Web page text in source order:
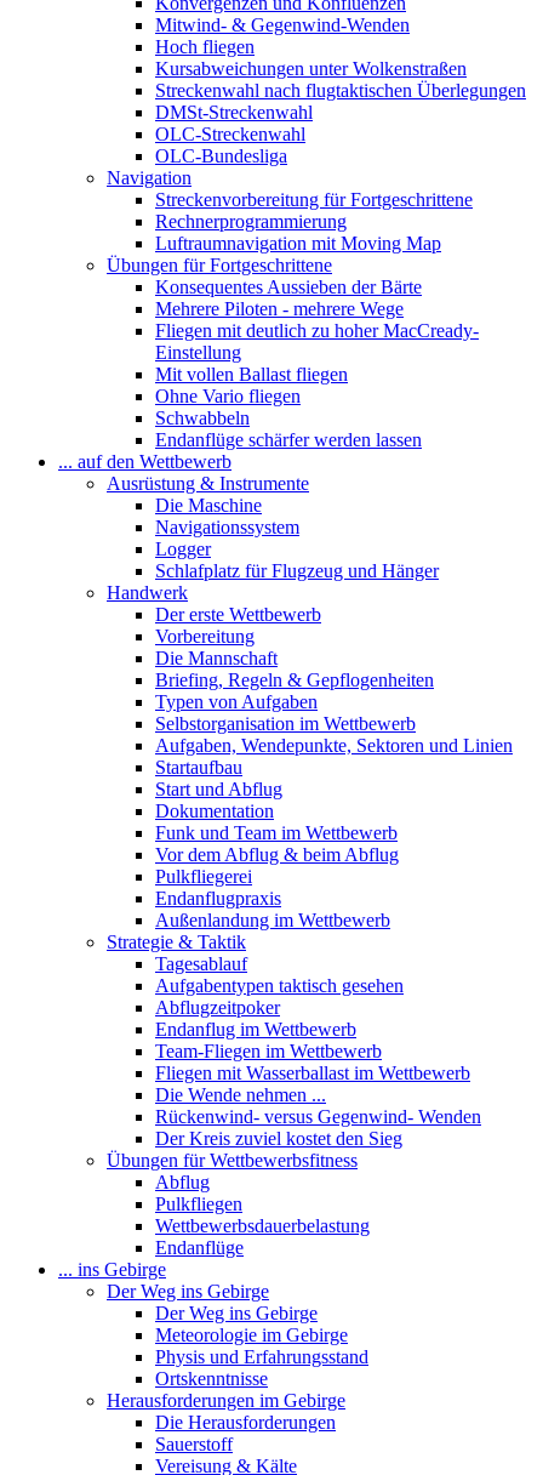
Mitwind- & Gegenwind-Wenden
Hoch fliegen
Kursabweichungen unter Wolkenstraßen
Streckenwahl nach flugtaktischen Überlegungen
DMSt-Streckenwahl
OLC-Streckenwahl
OLC-Bundesliga
Navigation
Streckenvorbereitung für Fortgeschrittene
Rechnerprogrammierung
Luftraumnavigation mit Moving Map
Übungen für Fortgeschrittene
Konsequentes Aussieben der Bärte
Mehrere Piloten - mehrere Wege
Fliegen mit deutlich zu hoher MacCready-
Einstellung
Mit vollen Ballast fliegen
Ohne Vario fliegen
Schwabbeln
Endanflüge schärfer werden lassen
... auf den Wettbewerb
Ausrüstung & Instrumente
Die Maschine
Navigationssystem
Logger
Schlafplatz für Flugzeug und Hänger
Handwerk
Der erste Wettbewerb
Vorbereitung
Die Mannschaft
Briefing, Regeln & Gepflogenheiten
Typen von Aufgaben
Selbstorganisation im Wettbewerb
Aufgaben, Wendepunkte, Sektoren und Linien
Startaufbau
Start und Abflug
Dokumentation
Funk und Team im Wettbewerb
Vor dem Abflug & beim Abflug
Pulkfliegerei
Endanflugpraxis
Außenlandung im Wettbewerb
Strategie & Taktik
Tagesablauf
Aufgabentypen taktisch gesehen
Abflugzeitpoker
Endanflug im Wettbewerb
Team-Fliegen im Wettbewerb
Fliegen mit Wasserballast im Wettbewerb
Die Wende nehmen ...
Rückenwind- versus Gegenwind- Wenden
Der Kreis zuviel kostet den Sieg
Übungen für Wettbewerbsfitness
Abflug
Pulkfliegen
Wettbewerbsdauerbelastung
Endanflüge
... ins Gebirge
Der Weg ins Gebirge
Der Weg ins Gebirge
Meteorologie im Gebirge
Physis und Erfahrungsstand
Ortskenntnisse
Herausforderungen im Gebirge
Die Herausforderungen
Sauerstoff
Vereisung & Kälte